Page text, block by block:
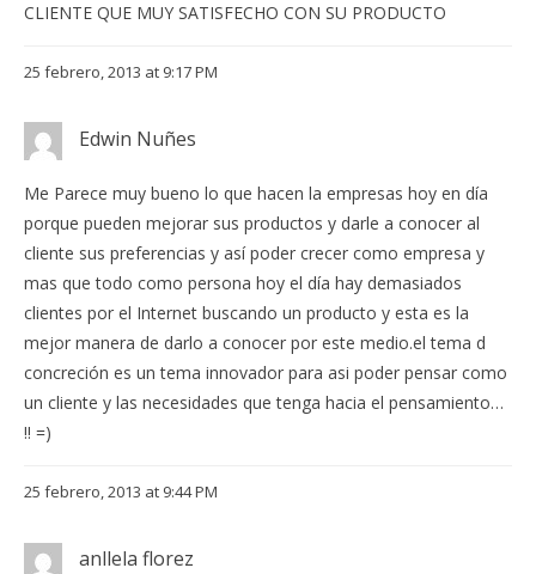
CLIENTE QUE MUY SATISFECHO CON SU PRODUCTO
25 febrero, 2013 at 9:17 PM
Edwin Nuñes
Me Parece muy bueno lo que hacen la empresas hoy en día
porque pueden mejorar sus productos y darle a conocer al
cliente sus preferencias y así poder crecer como empresa y
mas que todo como persona hoy el día hay demasiados
clientes por el Internet buscando un producto y esta es la
mejor manera de darlo a conocer por este medio.el tema d
concreción es un tema innovador para asi poder pensar como
un cliente y las necesidades que tenga hacia el pensamiento…
!! =)
25 febrero, 2013 at 9:44 PM
anllela florez